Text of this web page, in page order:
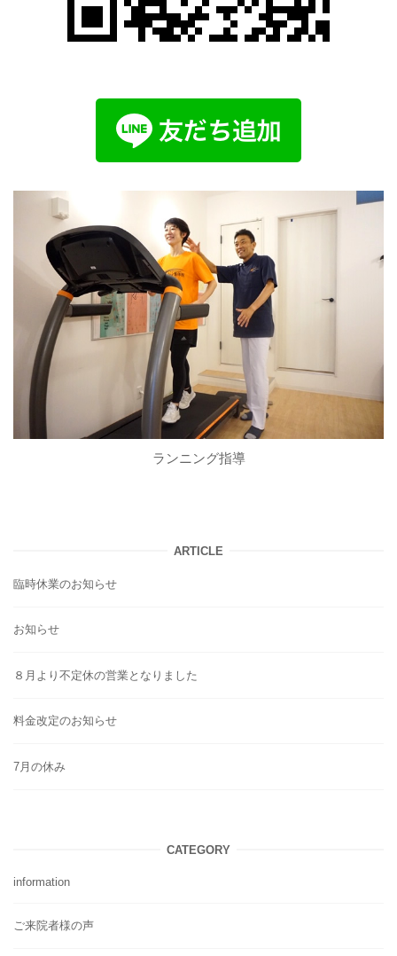
ランニング指導
ARTICLE
臨時休業のお知らせ
お知らせ
８月より不定休の営業となりました
料金改定のお知らせ
7月の休み
CATEGORY
information
ご来院者様の声